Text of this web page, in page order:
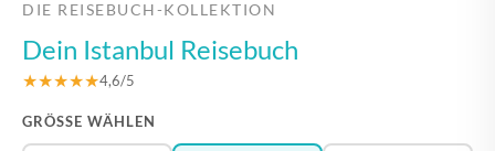
DIE REISEBUCH-KOLLEKTION
Dein Istanbul Reisebuch
★★★★★4,6/5
GRÖSSE WÄHLEN